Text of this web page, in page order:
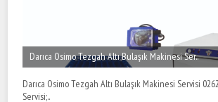
Darıca Osimo Tezgah Altı Bulaşık Makinesi Ser..
Darıca Osimo Tezgah Altı Bulaşık Makinesi Servisi
Servisi;..